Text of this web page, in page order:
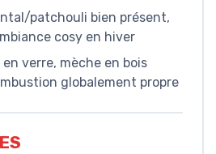
patchouli bien présent,
cosy en hiver
verre, mèche en bois
globalement propre